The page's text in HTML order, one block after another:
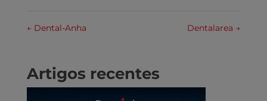
←Dental-Anha Dentalarea →
Artigos recentes